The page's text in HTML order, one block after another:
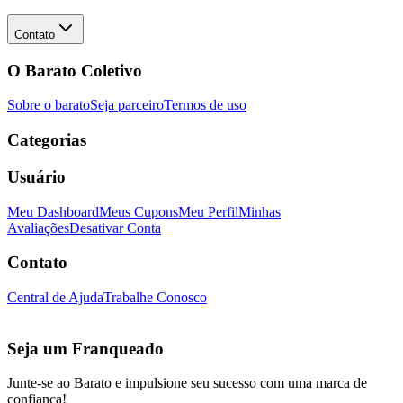
Contato
O Barato Coletivo
Sobre o baratoSeja parceiroTermos de uso
Categorias
Usuário
Meu DashboardMeus CuponsMeu PerfilMinhas
AvaliaçõesDesativar Conta
Contato
Central de AjudaTrabalhe Conosco
Seja um Franqueado
Junte-se ao Barato e impulsione seu sucesso com uma marca de
confiança!